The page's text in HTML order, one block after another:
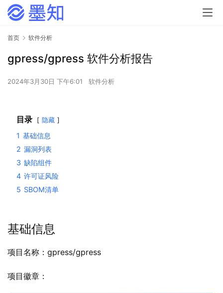
首页 软件分析
gpress/gpress 软件分析报告
2024年3月30日 下午6:01 软件分析
目录 隐藏
1 基础信息
2 漏洞列表
3 缺陷组件
4 许可证风险
5 SBOM清单
基础信息
项目名称：gpress/gpress
项目徽章：